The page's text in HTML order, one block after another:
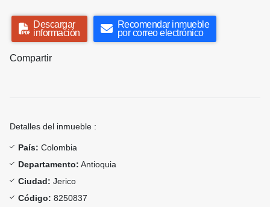
Descargar
información
Recomendar inmueble
por correo electrónico
Compartir
Detalles del inmueble :
País: Colombia
Departamento: Antioquia
Ciudad: Jerico
Código: 8250837